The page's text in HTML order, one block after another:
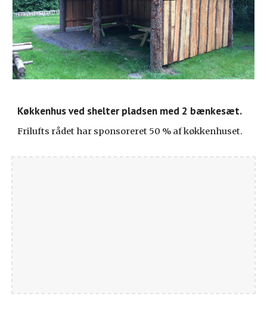
Køkkenhus ved shelter pladsen med 2 bænkesæt.
Frilufts rådet har sponsoreret 50 % af køkkenhuset.